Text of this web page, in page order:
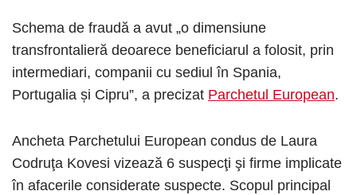
Schema de fraudă a avut „o dimensiune
transfrontalieră deoarece beneficiarul a folosit, prin
intermediari, companii cu sediul în Spania,
Portugalia și Cipru”, a precizat Parchetul European.
Ancheta Parchetului European condus de Laura
Codruţa Kovesi vizează 6 suspecţi şi firme implicate
în afacerile considerate suspecte. Scopul principal